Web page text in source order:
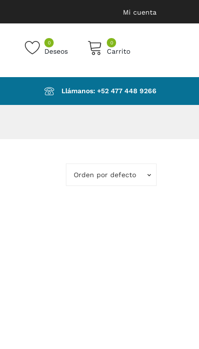
Mi cuenta
0
Deseos
0
Carrito
in the cart.
Llámanos: ‪+52 477 448 9266‬
Orden por defecto